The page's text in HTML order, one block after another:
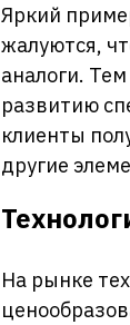
Яркий
жалуются,
аналоги.
развитию
клиенты
другие
На рынке